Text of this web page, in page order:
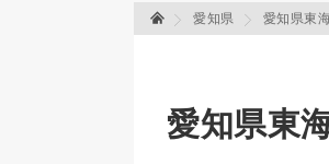
当て逃げファイル 当て逃
愛知県 愛知県東
愛知県東